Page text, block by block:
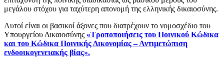
μεγάλου στόχου για ταχύτερη απονομή της ελληνικής δικαιοσύνης.
Αυτοί είναι οι βασικοί άξονες που διατρέχουν το νομοσχέδιο του
Υπουργείου Δικαιοσύνης «Τροποποιήσεις του Ποινικού Κώδικα
και του Κώδικα Ποινικής Δικονομίας – Αντιμετώπιση
ενδοοικογενειακής βίας».